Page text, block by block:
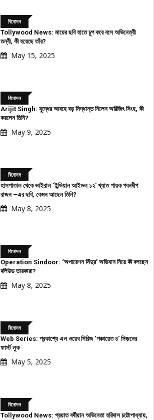
বিনোদন
Tollywood News: মায়ের ছবি হাতে চুপ করে বসে অভিনেত্রী
তন্বী, কী হয়েছে তাঁর?
May 15, 2025
বিনোদন
Arijit Singh: যুদ্ধের আবহে বড় সিদ্ধান্ত নিলেন অরিজিৎ সিংহ, কী
করলেন তিনি?
May 9, 2025
বিনোদন
হাসপাতাল থেকে ভাইরাল ‘ইন্ডিয়ান আইডল ১২’ খ্যাত গায়ক পবনদীপ
রাজন –এর ছবি, কেমন আছেন তিনি?
May 8, 2025
বিনোদন
Operation Sindoor: ‘অপারেশন সিঁদুর’ অভিযান নিয়ে কী বলছেন
বলিউড তারকারা?
May 8, 2025
বিনোদন
Web Series: প্রকাশ্যে এল ওয়েব সিরিজ ‘পঞ্চায়েত ৪’ সিজ়নের
ফার্স্ট লুক
May 5, 2025
বিনোদন
Tollywood News: প্রয়াত বর্ষীয়ান অভিনেতা হরিদাস চট্টোপাধ্যায়,